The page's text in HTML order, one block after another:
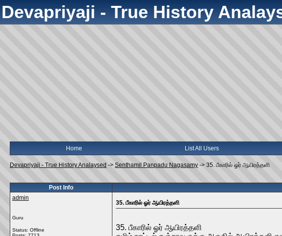
Devapriyaji - True History
Home List All Users
Devapriyaji - True History Analaysed -> Senthamil Panpadu Nagasamy -> 35. பீகாரில் ஓர் ஆயிரத்தளி
Post Info
admin
Guru
Status: Offline
35. பீகாரில் ஓர் ஆயிரத்தளி
35. பீகாரில் ஓர் ஆயிரத்தளி